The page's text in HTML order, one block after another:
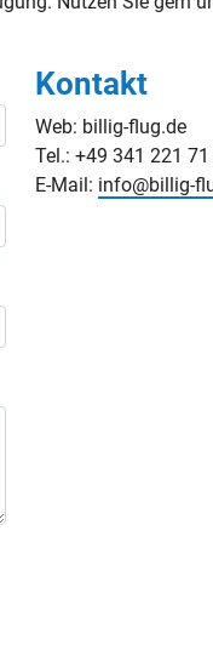
Kontakt
Web: billig-flug.de
Tel.: +49 341 221
E-Mail: info@billig-